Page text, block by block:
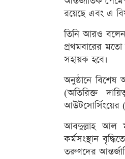
রয়েছে এবং এ
তিনি আরও
প্রথমবারের মতো
সহায়ক হবে।
অনুষ্ঠানে বিশেষ
(অতিরিক্ত
আউটসোর্সিংয়ের
আবদুল্লাহ আল
কর্মসংস্থান
তরুণদের